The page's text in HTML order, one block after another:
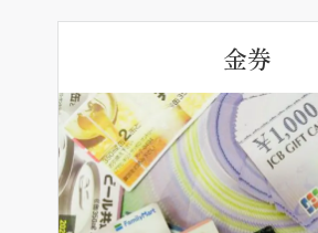
金券